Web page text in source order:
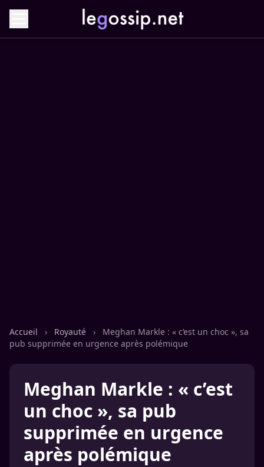
Accueil › Royauté ›
Meghan Markle : « c’est un choc », sa
pub supprimée en urgence après polémique
Meghan Markle : « c’est
un choc », sa pub
supprimée en urgence
après polémique